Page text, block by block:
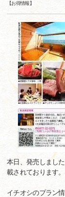
【お得情報】
本日、発売しまし
載されております。
イチオシのプラン